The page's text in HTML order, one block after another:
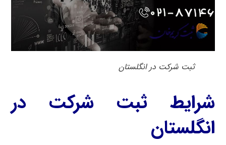
ثبت شرکت در انگلستان
شرایط ثبت شرکت در
انگلستان